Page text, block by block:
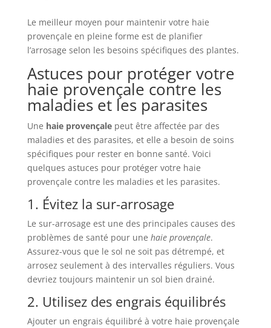
Le meilleur moyen pour maintenir votre haie
provençale en pleine forme est de planifier
l’arrosage selon les besoins spécifiques des plantes.
Astuces pour protéger votre
haie provençale contre les
maladies et les parasites
Une haie provençalepeut être affectée par des
maladies et des parasites, et elle a besoin de soins
spécifiques pour rester en bonne santé. Voici
quelques astuces pour protéger votre haie
provençale contre les maladies et les parasites.
1. Évitez la sur-arrosage
Le sur-arrosage est une des principales causes des
problèmes de santé pour une haie provençale.
Assurez-vous que le sol ne soit pas détrempé, et
arrosez seulement à des intervalles réguliers. Vous
devriez toujours maintenir un sol bien drainé.
2. Utilisez des engrais équilibrés
Ajouter un engrais équilibré à votre haie provençale